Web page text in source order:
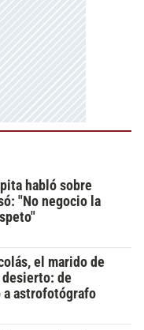
habló sobre
"No negocio la
el marido de
desierto: de
a astrofotógrafo